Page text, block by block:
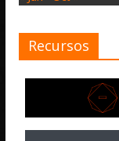
Recursos